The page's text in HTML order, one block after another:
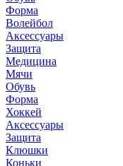
Форма
Волейбол
Аксессуары
Защита
Медицина
Мячи
Обувь
Форма
Хоккей
Аксессуары
Защита
Клюшки
Коньки